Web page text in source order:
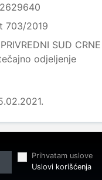
703/2019
SUD
odjeljenje
Prihvatam uslove
Uslovi korišćenja